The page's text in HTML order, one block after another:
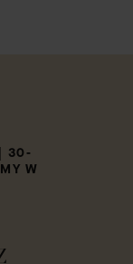
30-
W